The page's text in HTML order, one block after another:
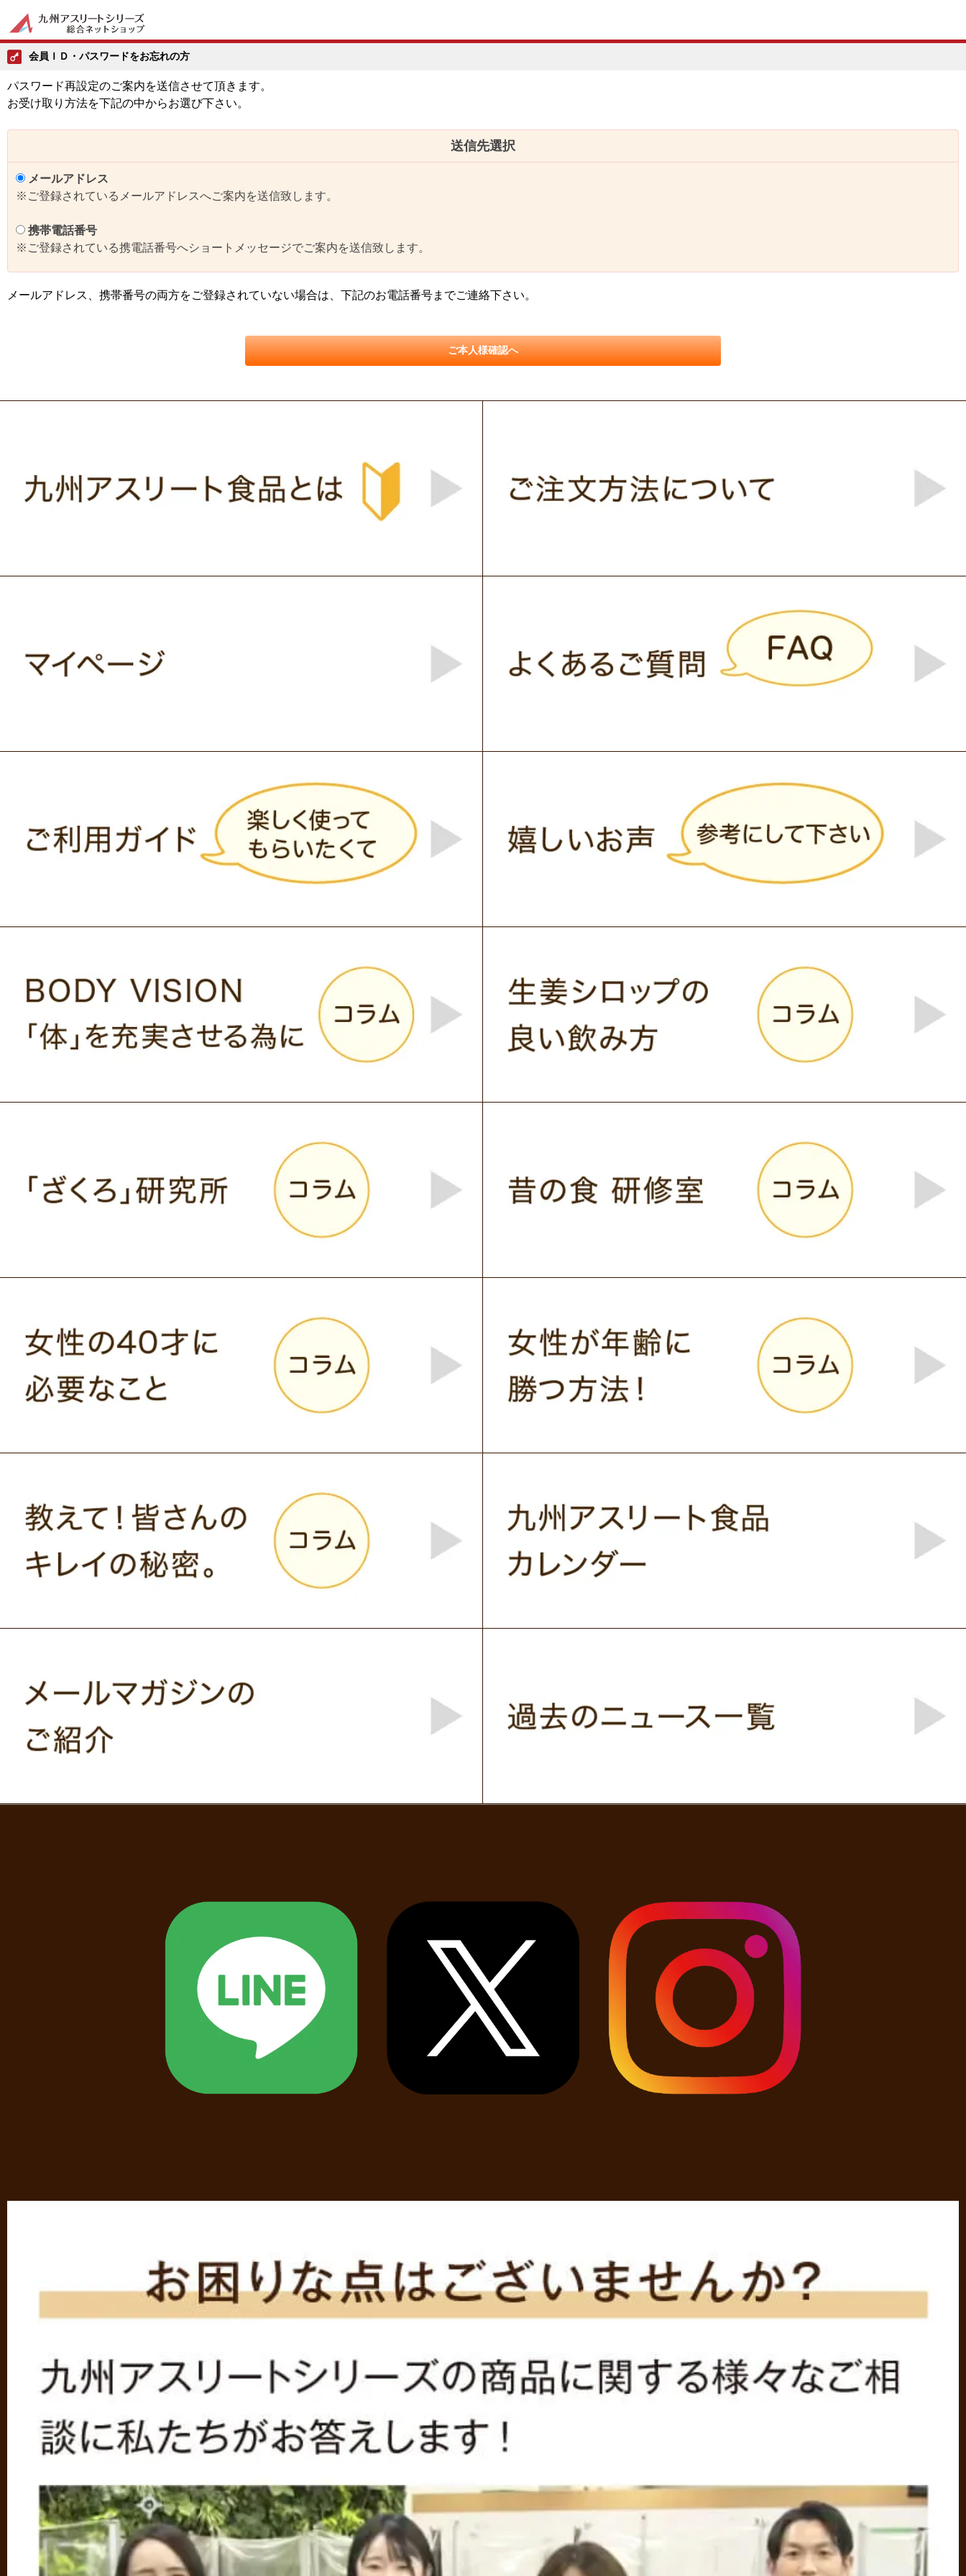
会員ＩＤ・パスワードをお忘れの方
パスワード再設定のご案内を送信させて頂きます。
お受け取り方法を下記の中からお選び下さい。
送信先選択
メールアドレス
※ご登録されているメールアドレスへご案内を送信致します。
携帯電話番号
※ご登録されている携電話番号へショートメッセージでご案内を送信致します。
メールアドレス、携帯番号の両方をご登録されていない場合は、下記のお電話番号までご連絡下さい。